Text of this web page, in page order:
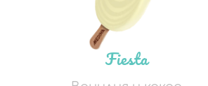
Fiesta